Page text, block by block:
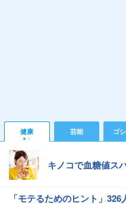
健康 芸能 ゴ
キノコで血糖値ス
「モテるためのヒント」326